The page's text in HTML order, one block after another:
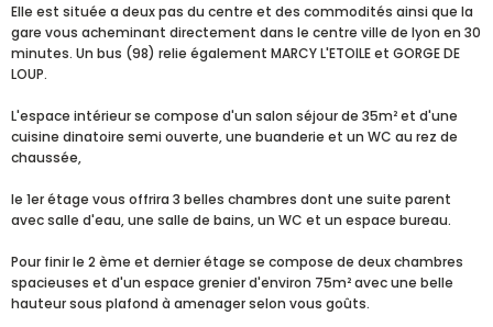
Elle est située a deux pas du centre et des commodités ainsi que la
gare vous acheminant directement dans le centre ville de lyon en 30
minutes. Un bus (98) relie également MARCY L'ETOILE et GORGE DE
LOUP.
L'espace intérieur se compose d'un salon séjour de 35m² et d'une
cuisine dinatoire semi ouverte, une buanderie et un WC au rez de
chaussée,
le 1er étage vous offrira 3 belles chambres dont une suite parent
avec salle d'eau, une salle de bains, un WC et un espace bureau.
Pour finir le 2 ème et dernier étage se compose de deux chambres
spacieuses et d'un espace grenier d'environ 75m² avec une belle
hauteur sous plafond à amenager selon vous goûts.